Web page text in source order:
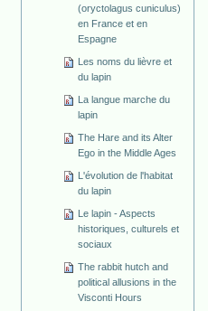
(oryctolagus cuniculus)
en France et en
Espagne
Les noms du lièvre et
du lapin
La langue marche du
lapin
The Hare and its Alter
Ego in the Middle Ages
L'évolution de l'habitat
du lapin
Le lapin - Aspects
historiques, culturels et
sociaux
The rabbit hutch and
political allusions in the
Visconti Hours